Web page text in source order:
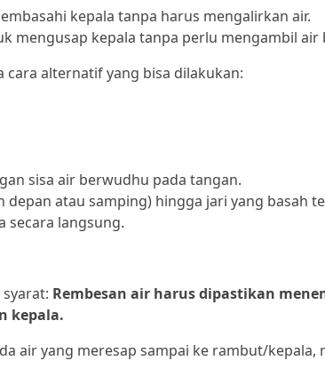
kepala tanpa harus mengalirkan air.
mengusap kepala tanpa perlu mengambil air
alternatif yang bisa dilakukan:
sisa air berwudhu pada tangan.
depan atau samping) hingga jari yang basah
secara langsung.
Rembesan air harus dipastikan
kepala.
air yang meresap sampai ke rambut/kepala,